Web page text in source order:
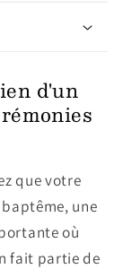
d'un
que votre
une
où
fait partie de